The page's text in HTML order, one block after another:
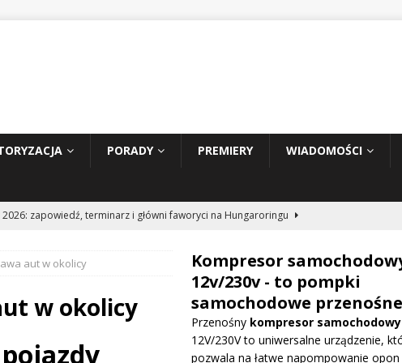
PORADY PREMIERY WIADOMOŚCI
2026: zapowiedź, terminarz i główni faworyci na Hungaroringu
2: Tom Cruise wraca za kierownicę NASCAR
WIADOMOŚCI
dużą aktualizację na GP Węgier i testuje skrzydło Macarena
aut w okolicy
w okolicy
Kompresor
12v/230v - to pompki
samochodowe przenośne
Przenośny kompresor samochodowy
12V/230V to uniwersalne urządzenie,
pozwala na łatwe napompowanie opon